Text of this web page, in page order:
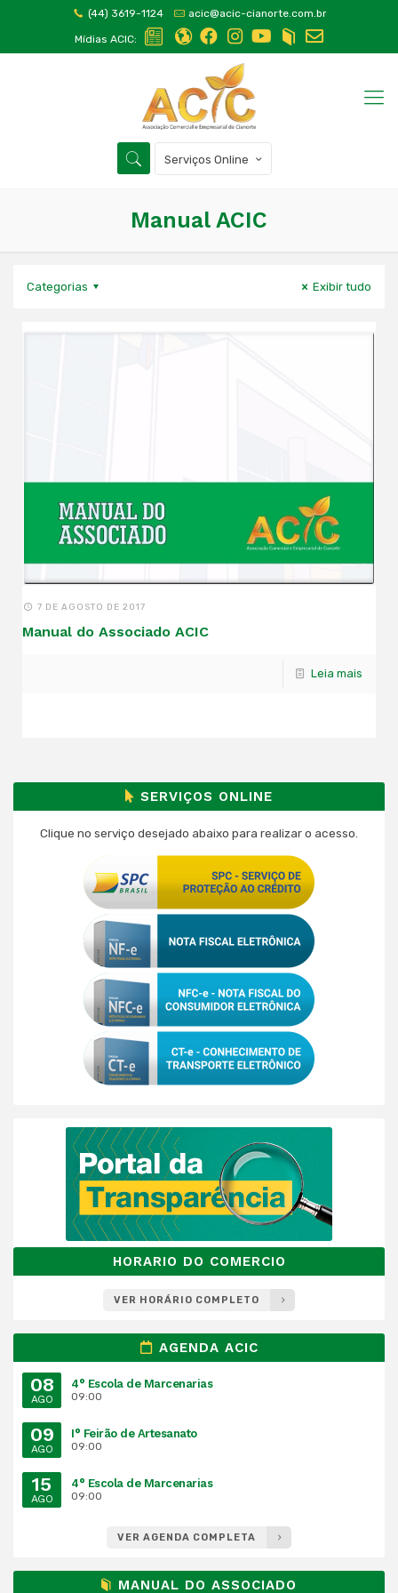
(44) 3619-1124 acic@acic-cianorte.com.br
Mídias ACIC:
Serviços Online
Manual ACIC
Categorias Exibir tudo
7 DE AGOSTO DE 2017
Manual do Associado ACIC
Leia mais
SERVIÇOS ONLINE
Clique no serviço desejado abaixo para realizar o acesso.
HORARIO DO COMERCIO
VER HORÁRIO COMPLETO
AGENDA ACIC
08
AGO
4° Escola de Marcenarias
09:00
09
AGO
I° Feirão de Artesanato
09:00
15
AGO
4° Escola de Marcenarias
09:00
VER AGENDA COMPLETA
MANUAL DO ASSOCIADO